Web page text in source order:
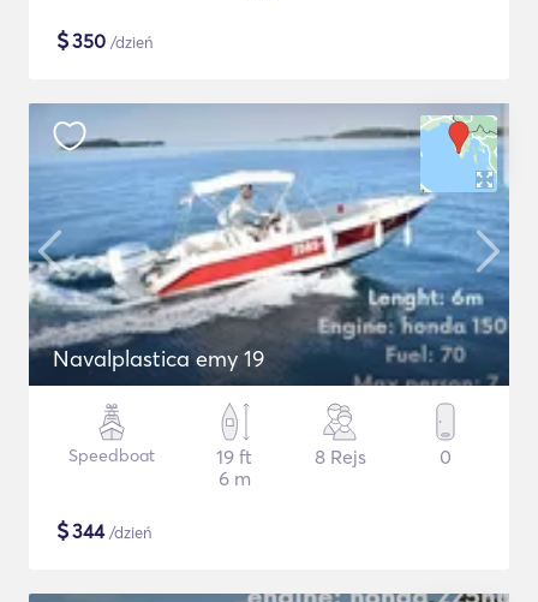
$350 /dzień
Navalplastica emy 19
Speedboat
19 ft
6 m
8 Rejs 0
$344/dzień